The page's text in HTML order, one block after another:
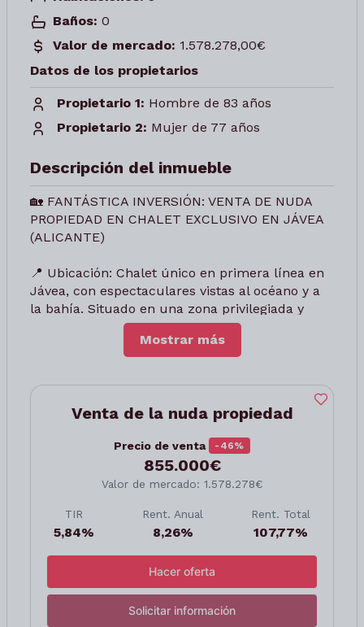
Baños: 0
Valor de mercado: 1.578.278,00€
Datos de los propietarios
Propietario 1: Hombre de 83 años
Propietario 2: Mujer de 77 años
Descripción del inmueble
🏡 FANTÁSTICA INVERSIÓN: VENTA DE NUDA
PROPIEDAD EN CHALET EXCLUSIVO EN JÁVEA
(ALICANTE)
📍 Ubicación: Chalet único en primera línea en
Jávea, con espectaculares vistas al océano y a
la bahía. Situado en una zona privilegiada y
protegida, con orientación sur que garantiza luz
natural todo el día, resguardo de los vientos del
norte y este, y ventilación natural gracias al
y con gran valor paisajístico.
Los actuales propietarios, señor de 83 años y
señora de 77 años, conservarán el derecho de
uso y disfrute de por vida.
✅ Impuesto de Bienes Inmuebles (IBI)
✅ Derramas extraordinarias
✅ Seguro de continente
✅ Todos los gastos de formalización: ITP,
notaría y registro
Mostrar más
Venta de la nuda propiedad
Precio de venta -46%
855.000€
Valor de mercado: 1.578.278€
TIR
5,84%
Rent. Anual
8,26%
Rent. Total
107,77%
Hacer oferta
Solicitar información